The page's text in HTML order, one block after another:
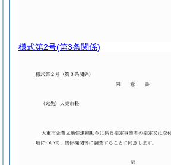
様式第2号(第3条関係)